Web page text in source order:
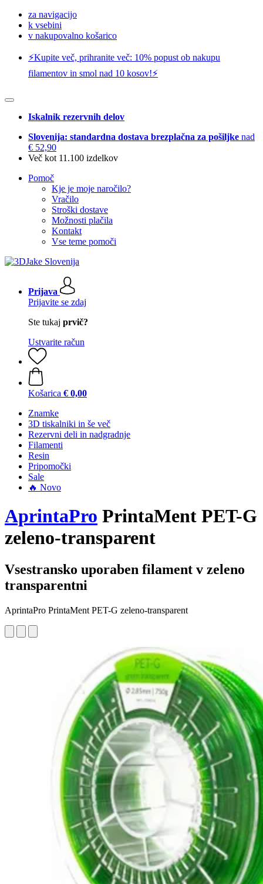
za navigacijo
k vsebini
v nakupovalno košarico
⚡️Kupite več, prihranite več: 10% popust ob nakupu
filamentov in smol nad 10 kosov!⚡️
Iskalnik rezervnih delov
Slovenija: standardna dostava brezplačna za pošiljke nad
€ 52,90
Več kot 11.100 izdelkov
Pomoč
Kje je moje naročilo?
Vračilo
Stroški dostave
Možnosti plačila
Kontakt
Vse teme pomoči
Prijava
Prijavite se zdaj
Ste tukaj prvič?
Ustvarite račun
Košarica € 0,00
Znamke
3D tiskalniki in še več
Rezervni deli in nadgradnje
Filamenti
Resin
Pripomočki
Sale
🔥 Novo
AprintaPro PrintaMent PET-G
zeleno-transparent
Vsestransko uporaben filament v zeleno
transparentni
AprintaPro PrintaMent PET-G zeleno-transparent